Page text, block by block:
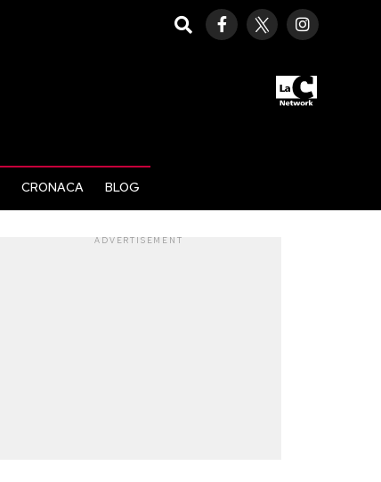
CRONACA BLOG
ADVERTISEMENT